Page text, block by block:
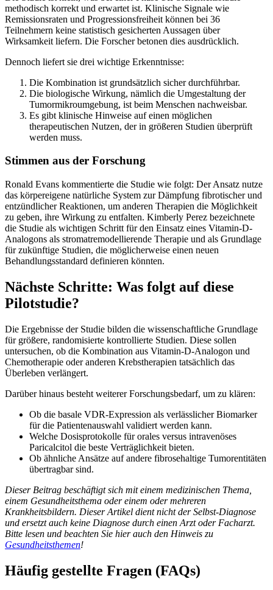
methodisch korrekt und erwartet ist. Klinische Signale wie
Remissionsraten und Progressionsfreiheit können bei 36
Teilnehmern keine statistisch gesicherten Aussagen über
Wirksamkeit liefern. Die Forscher betonen dies ausdrücklich.
Dennoch liefert sie drei wichtige Erkenntnisse:
Die Kombination ist grundsätzlich sicher durchführbar.
Die biologische Wirkung, nämlich die Umgestaltung der
Tumormikroumgebung, ist beim Menschen nachweisbar.
Es gibt klinische Hinweise auf einen möglichen
therapeutischen Nutzen, der in größeren Studien überprüft
werden muss.
Stimmen aus der Forschung
Ronald Evans kommentierte die Studie wie folgt: Der Ansatz nutze
das körpereigene natürliche System zur Dämpfung fibrotischer und
entzündlicher Reaktionen, um anderen Therapien die Möglichkeit
zu geben, ihre Wirkung zu entfalten. Kimberly Perez bezeichnete
die Studie als wichtigen Schritt für den Einsatz eines Vitamin-D-
Analogons als stromatremodellierende Therapie und als Grundlage
für zukünftige Studien, die möglicherweise einen neuen
Behandlungsstandard definieren könnten.
Nächste Schritte: Was folgt auf diese
Pilotstudie?
Die Ergebnisse der Studie bilden die wissenschaftliche Grundlage
für größere, randomisierte kontrollierte Studien. Diese sollen
untersuchen, ob die Kombination aus Vitamin-D-Analogon und
Chemotherapie oder anderen Krebstherapien tatsächlich das
Überleben verlängert.
Darüber hinaus besteht weiterer Forschungsbedarf, um zu klären:
Ob die basale VDR-Expression als verlässlicher Biomarker
für die Patientenauswahl validiert werden kann.
Welche Dosisprotokolle für orales versus intravenöses
Paricalcitol die beste Verträglichkeit bieten.
Ob ähnliche Ansätze auf andere fibrosehaltige Tumorentitäten
übertragbar sind.
Dieser Beitrag beschäftigt sich mit einem medizinischen Thema,
einem Gesundheitsthema oder einem oder mehreren
Krankheitsbildern. Dieser Artikel dient nicht der Selbst-Diagnose
und ersetzt auch keine Diagnose durch einen Arzt oder Facharzt.
Bitte lesen und beachten Sie hier auch den Hinweis zu
Gesundheitsthemen!
Häufig gestellte Fragen (FAQs)